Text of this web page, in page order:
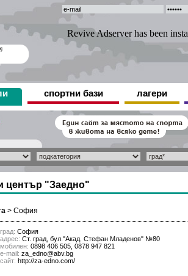
спортни бази лагери
център "Заедно"
> София
град: София
адрес: Ст. град, бул."Акад. Стефан Младенов" №80
мобилен: 0898 406 505, 0878 947 821
е-mail: za_edno@abv.bg
сайт: http://za-edno.com/